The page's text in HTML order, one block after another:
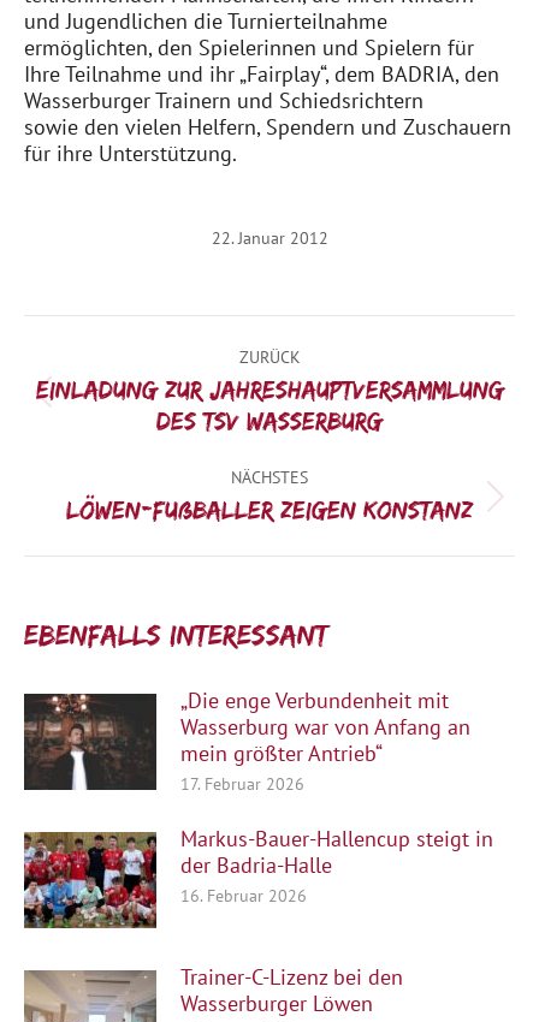
und Jugendlichen die Turnierteilnahme
ermöglichten, den Spielerinnen und Spielern für
Ihre Teilnahme und ihr „Fairplay“, dem BADRIA, den
Wasserburger Trainern und Schiedsrichtern
sowie den vielen Helfern, Spendern und Zuschauern
für ihre Unterstützung.
22. Januar 2012
ZURÜCK
Vorheriger
Beitrag:
Einladung zur Jahreshauptversammlung
des TSV Wasserburg
NÄCHSTES
Nächster
Löwen-Fußballer zeigen Konstanz
Ebenfalls interessant:
„Die enge Verbundenheit mit
Wasserburg war von Anfang an
mein größter Antrieb“
17. Februar 2026
Markus-Bauer-Hallencup steigt in
der Badria-Halle
16. Februar 2026
Trainer-C-Lizenz bei den
Wasserburger Löwen